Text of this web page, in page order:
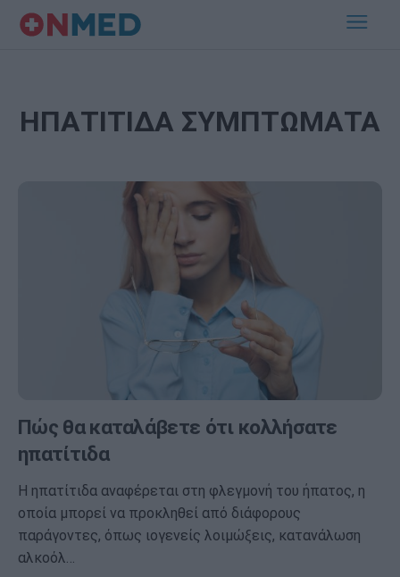
ΗΠΑΤΙΤΙΔΑ ΣΥΜΠΤΩΜΑΤΑ
Πώς θα καταλάβετε ότι κολλήσατε
ηπατίτιδα
Η ηπατίτιδα αναφέρεται στη φλεγμονή του ήπατος, η
οποία μπορεί να προκληθεί από διάφορους
παράγοντες, όπως ιογενείς λοιμώξεις, κατανάλωση
αλκοόλ…